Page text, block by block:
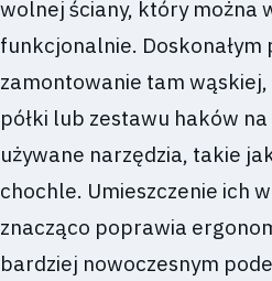
wolnej ściany, który można
funkcjonalnie. Doskonałym
zamontowanie tam wąskiej,
półki lub zestawu haków
używane narzędzia, takie
chochle. Umieszczenie ich
znacząco poprawia
bardziej nowoczesnym